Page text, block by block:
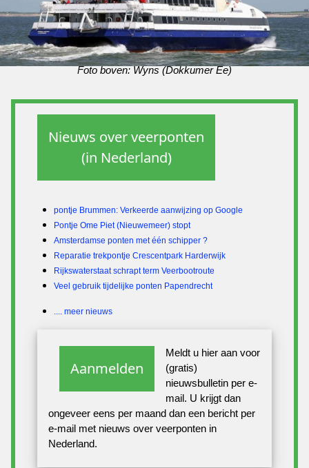
Foto boven:Wyns (Dokkumer Ee)
Nieuws over veerponten
(in Nederland)
pontje Brummen: Verkeerde aanwijzing op Google
Pontje Ome Piet (Nieuwemeer) stopt
Amsterdamse ponten met één schipper ?
Reparatie trekpontje Crescentpark Harderwijk
Rijkswaterstaat schrapt term Veerbootroute
Veel gebruik tijdelijke ponten Papendrecht
.... meer nieuws
Aanmelden
Meldt u hier aan voor
(gratis)
nieuwsbulletin per e-
mail. U krijgt dan
ongeveer eens per maand dan een bericht per
e-mail met nieuws over veerponten in
Nederland.